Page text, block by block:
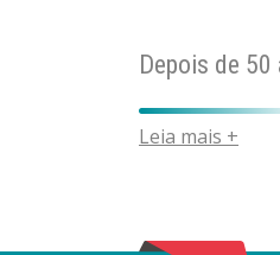
Depois de 50
Leia mais +